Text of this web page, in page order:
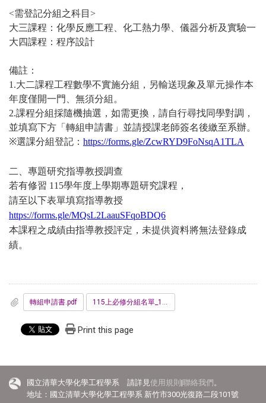
<需登記分組之科目 >
大三課程：化學反應工程、化工熱力學、儀器分析及實驗一
大四課程：程序設計
備註：
1.大二課程工程數學不實施分組，另輸送現象及單元操作本
年度僅開一門、無須分組。
2.課程分組採隨機抽選，如需更換，請自行尋找同學對調，
並填寫下方「轉組申請書」並請授課老師簽名後繳至系辦。
※選課分組登記： https://forms.gle/ZcwRYD9FoNsqA1TLA
二、專題研究指導教授調查
若有修習 115學年度上學期專題研究課程 ，
請至以下表單填寫指導教授
https://forms.gle/MQsL2LaauSFqoBDQ6
本課程之成績由指導教授評定，未提供資料將無法登錄成
績。
轉組申請書.pdf
Print this page
國立清華大學化學工程學系 請詳見使用規則 |聯絡我們 。
地址：國立清華大學化學工程學系 新竹市300光復路二段101號